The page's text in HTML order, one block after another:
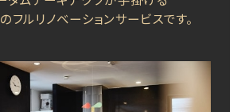
フルリノベーションサービスです。